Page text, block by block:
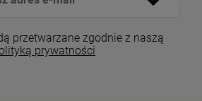
przetwarzane zgodnie z naszą
prywatności